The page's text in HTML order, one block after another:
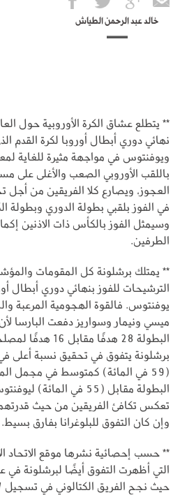
خالد عبد الرحمن الطياش
** يتطلع عشاق الكرة الأوروبية حول
نهائي دوري أبطال أوروبا لكرة القدم
ويوفنتوس في مواجهة مثيرة للغاية
باللقب الأوروبي الصعب والأغلى على
العجوز، ويصارع كلا الفريقين من أجل
في الفوز بلقبي بطولة الدوري وبطولة
وسيمثل الفوز بالكأس ذات الاذنين
الطرفين.
** يمتلك برشلونة كل المقومات
الترشيحات للفوز بنهائي دوري أبطال
يوفنتوس. فالقوة الهجومية المرعبة
ميسي ونيمار وسواريز دفعت البارسا
البطولة 28 هدفًا
برشلونة يتفوق في تحقيق نسبة أعلى في
(59 في المائة) كمتوسط في مجمل
البطولة مقابل (55 في
تعكس تكافئ الفريقين من حيث
وإن كان التفوق للبلوغرانا بفارق بسيط.
** حسب إحصائية نشرها موقع الاتحاد
التي أظهرت التفوق أيضًا لبرشلونة في